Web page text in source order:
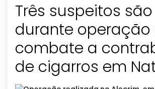
Três suspeitos
durante operação
combate a
de cigarros em